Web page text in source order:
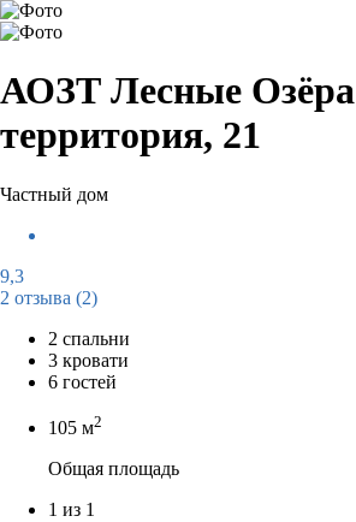
АОЗТ Лесные Озёра
территория, 21
Частный дом
9,3
2 отзыва (2)
2 спальни
3 кровати
6 гостей
105 м2
Общая площадь
1 из 1